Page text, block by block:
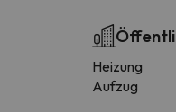
Heizung
Aufzug